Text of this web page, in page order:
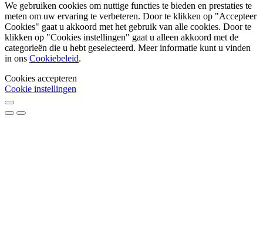
We gebruiken cookies om nuttige functies te bieden en prestaties te
meten om uw ervaring te verbeteren. Door te klikken op "Accepteer
Cookies" gaat u akkoord met het gebruik van alle cookies. Door te
klikken op "Cookies instellingen" gaat u alleen akkoord met de
categorieën die u hebt geselecteerd. Meer informatie kunt u vinden
in ons Cookiebeleid.
Cookies accepteren
Cookie instellingen